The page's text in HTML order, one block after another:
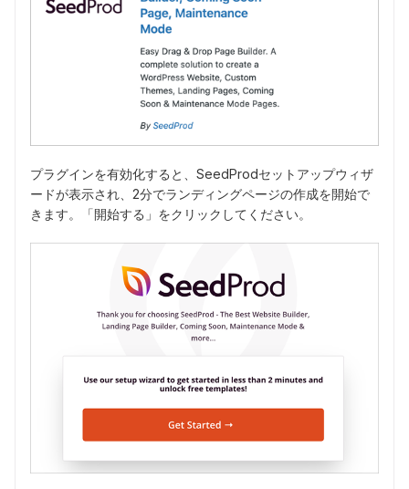
プラグインを有効化すると、SeedProdセットアップウィザ
ードが表示され、2分でランディングページの作成を開始で
きます。「開始する」をクリックしてください。